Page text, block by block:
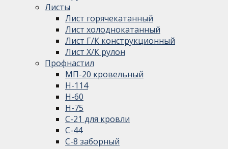
Листы
Лист горячекатанный
Лист холоднокатанный
Лист Г/К конструкционный
Лист Х/К рулон
Профнастил
МП-20 кровельный
Н-114
Н-60
Н-75
С-21 для кровли
С-44
С-8 заборный